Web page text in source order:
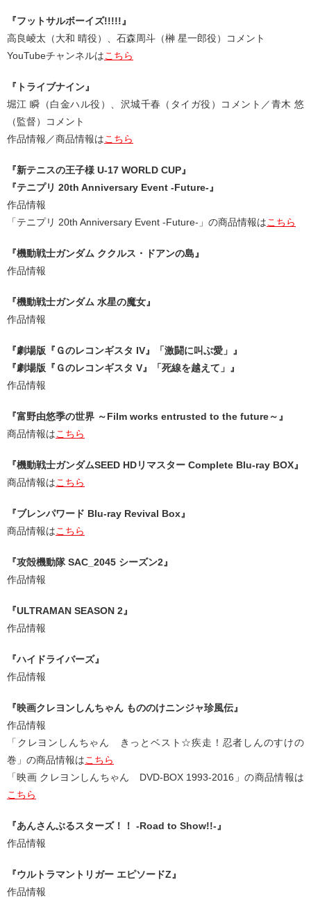
『フットサルボーイズ!!!!!』
高良崚太（大和 晴役）、石森周斗（榊 星一郎役）コメント
YouTubeチャンネルはこちら
『トライブナイン』
堀江 瞬（白金ハル役）、沢城千春（タイガ役）コメント／青木 悠
（監督）コメント
作品情報／商品情報はこちら
『新テニスの王子様 U-17 WORLD CUP』
『テニプリ 20th Anniversary Event -Future-』
作品情報
「テニプリ 20th Anniversary Event -Future-」の商品情報はこちら
『機動戦士ガンダム ククルス・ドアンの島』
作品情報
『機動戦士ガンダム 水星の魔女』
作品情報
『劇場版『Ｇのレコンギスタ IV』「激闘に叫ぶ愛」』
『劇場版『Ｇのレコンギスタ V』「死線を越えて」』
作品情報
『富野由悠季の世界 ～Film works entrusted to the future～』
商品情報はこちら
『機動戦士ガンダムSEED HDリマスター Complete Blu-ray BOX』
商品情報はこちら
『ブレンパワード Blu-ray Revival Box』
商品情報はこちら
『攻殻機動隊 SAC_2045 シーズン2』
作品情報
『ULTRAMAN SEASON 2』
作品情報
『ハイドライバーズ』
作品情報
『映画クレヨンしんちゃん もののけニンジャ珍風伝』
作品情報
「クレヨンしんちゃん きっとベスト☆疾走！忍者しんのすけの
巻」の商品情報はこちら
「映画 クレヨンしんちゃん DVD-BOX 1993-2016」の商品情報は
こちら
『あんさんぶるスターズ！！ -Road to Show!!-』
作品情報
『ウルトラマントリガー エピソードZ』
作品情報